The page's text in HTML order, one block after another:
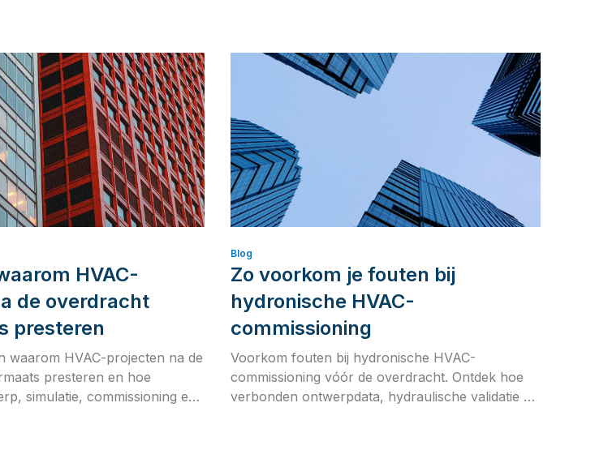
HVAC-
de overdracht
presteren
waarom HVAC-projecten na de
presteren en hoe
simulatie, commissioning en
Blog
Zo voorkom je fouten bij
hydronische HVAC-
commissioning
Voorkom fouten bij hydronische HVAC-
commissioning vóór de overdracht. Ontdek hoe
verbonden ontwerpdata, hydraulische validatie en